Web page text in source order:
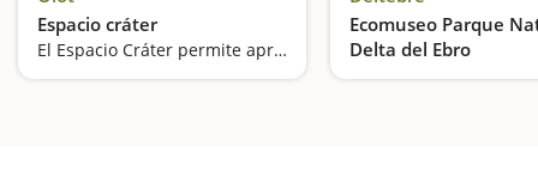
Espacio cráter
El Espacio Cráter permite aprender sobre volcanes desde el interior de un volcán: ¡una experiencia única!
Ecomuseo Parque
Delta del Ebro